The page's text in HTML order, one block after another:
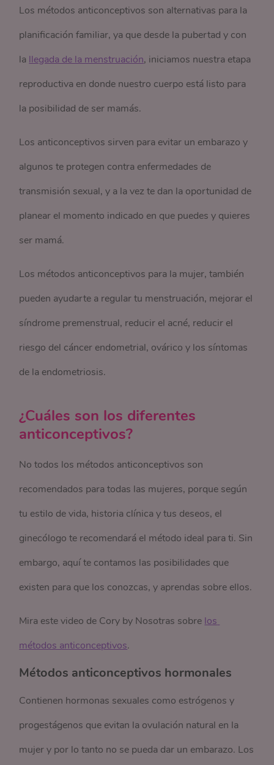
Los métodos anticonceptivos son alternativas para la
planificación familiar, ya que desde la pubertad y con
la llegada de la menstruación, iniciamos nuestra etapa
reproductiva en donde nuestro cuerpo está listo para
la posibilidad de ser mamás.
Los anticonceptivos sirven para evitar un embarazo y
algunos te protegen contra enfermedades de
transmisión sexual, y a la vez te dan la oportunidad de
planear el momento indicado en que puedes y quieres
ser mamá.
Los métodos anticonceptivos para la mujer, también
pueden ayudarte a regular tu menstruación, mejorar el
síndrome premenstrual, reducir el acné, reducir el
riesgo del cáncer endometrial, ovárico y los síntomas
de la endometriosis.
¿Cuáles son los diferentes
anticonceptivos?
No todos los métodos anticonceptivos son
recomendados para todas las mujeres, porque según
tu estilo de vida, historia clínica y tus deseos, el
ginecólogo te recomendará el método ideal para ti. Sin
embargo, aquí te contamos las posibilidades que
existen para que los conozcas, y aprendas sobre ellos.
Mira este video de Cory by Nosotras sobre los
métodos anticonceptivos.
Métodos anticonceptivos hormonales
Contienen hormonas sexuales como estrógenos y
progestágenos que evitan la ovulación natural en la
mujer y por lo tanto no se pueda dar un embarazo. Los